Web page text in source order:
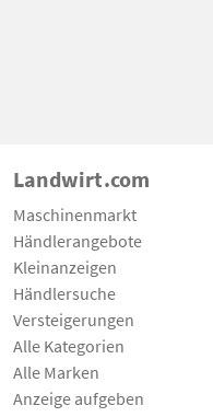
Landwirt.com
Maschinenmarkt
Händlerangebote
Kleinanzeigen
Händlersuche
Versteigerungen
Alle Kategorien
Alle Marken
Anzeige aufgeben